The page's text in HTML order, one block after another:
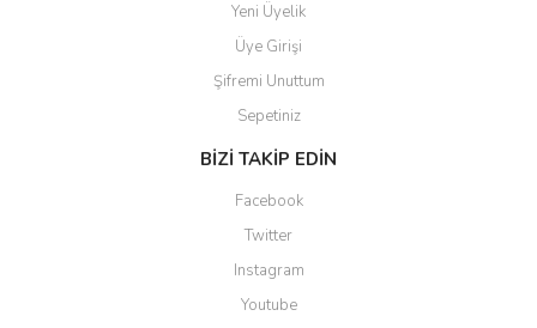
Yeni Üyelik
Üye Girişi
Şifremi Unuttum
Sepetiniz
BİZİ TAKİP EDİN
Facebook
Twitter
Instagram
Youtube